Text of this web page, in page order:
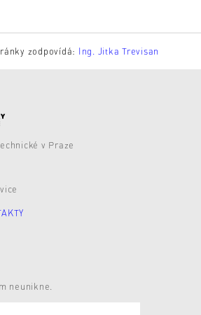
zodpovídá: Ing. Jitka Trevisan
v Praze
neunikne.